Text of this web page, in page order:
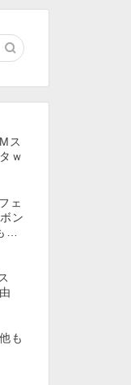
ス
ｗ
ェ
ン
…
も